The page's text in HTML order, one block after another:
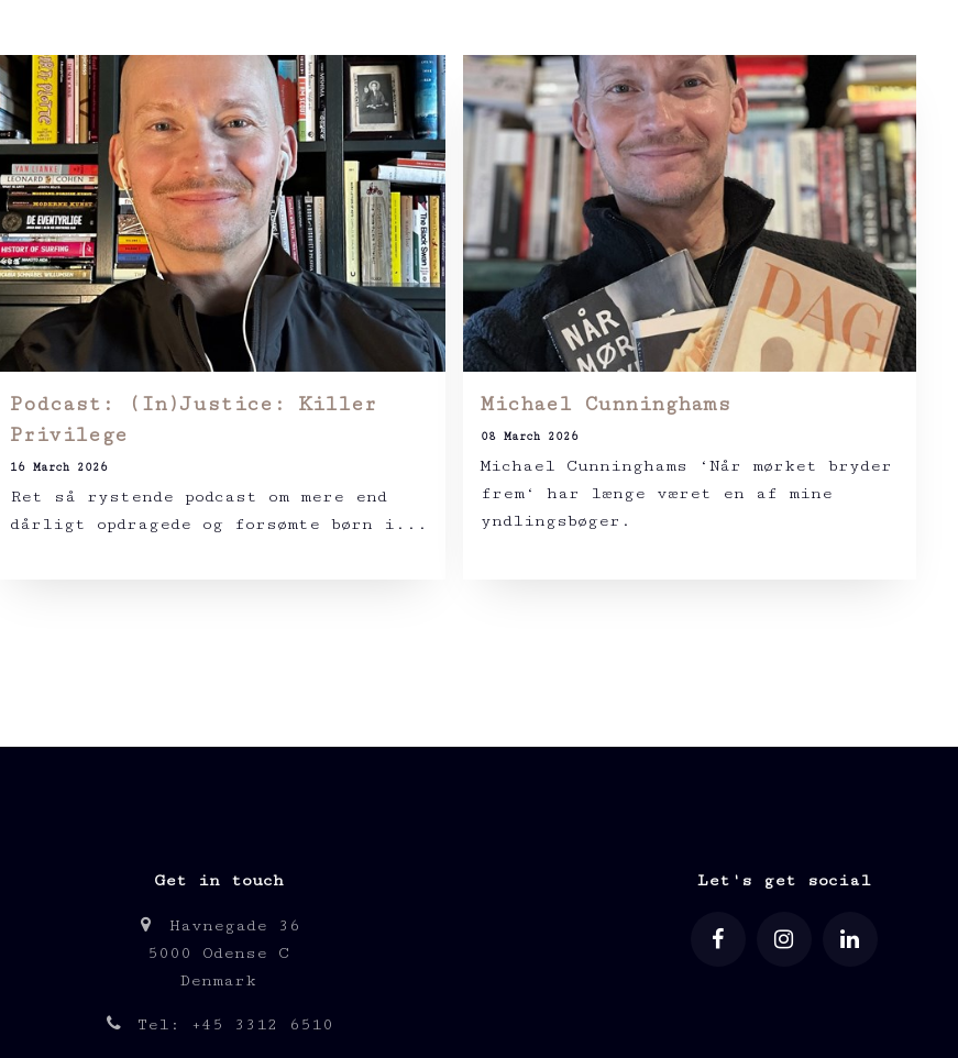
Podcast: (In)Justice: Killer
Privilege
16 March 2026
Ret så rystende podcast om mere end
dårligt opdragede og forsømte børn i...
Michael Cunninghams
08 March 2026
Michael Cunninghams ‘Når mørket bryder
frem‘ har længe været en af mine
yndlingsbøger.
Get in touch
Havnegade 36
5000 Odense C
Denmark
Tel: +45 3312 6510
Let's get social